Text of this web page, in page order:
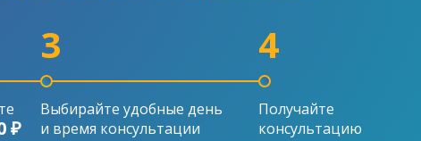
₽
3
Выбирайте удобные день
и время консультации
4
Получайте
консультацию